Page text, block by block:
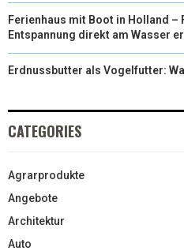
Ferienhaus mit Boot in Holland –
Entspannung direkt am Wasser
Erdnussbutter als Vogelfutter:
CATEGORIES
Agrarprodukte
Angebote
Architektur
Auto